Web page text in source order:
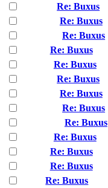
Re: Buxus
Re: Buxus
Re: Buxus
Re: Buxus
Re: Buxus
Re: Buxus
Re: Buxus
Re: Buxus
Re: Buxus
Re: Buxus
Re: Buxus
Re: Buxus
Re: Buxus